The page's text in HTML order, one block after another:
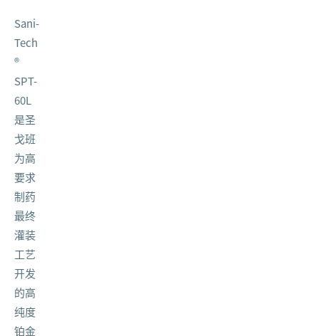
Sani-
Tech
®
SPT-
60L
是圣
戈班
为高
要求
制药
最终
灌装
工艺
开发
的高
纯度
铂金